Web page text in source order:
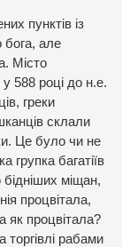
пунктів із
бога, але
Місто
588 році до н.е.
греки
склали
Це було чи не
групка багатіїв
міщан,
процвітала,
як процвітала?
торгівлі рабами